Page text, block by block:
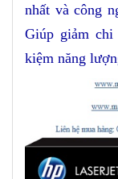
nhất và công
Giúp giảm
kiệm năng